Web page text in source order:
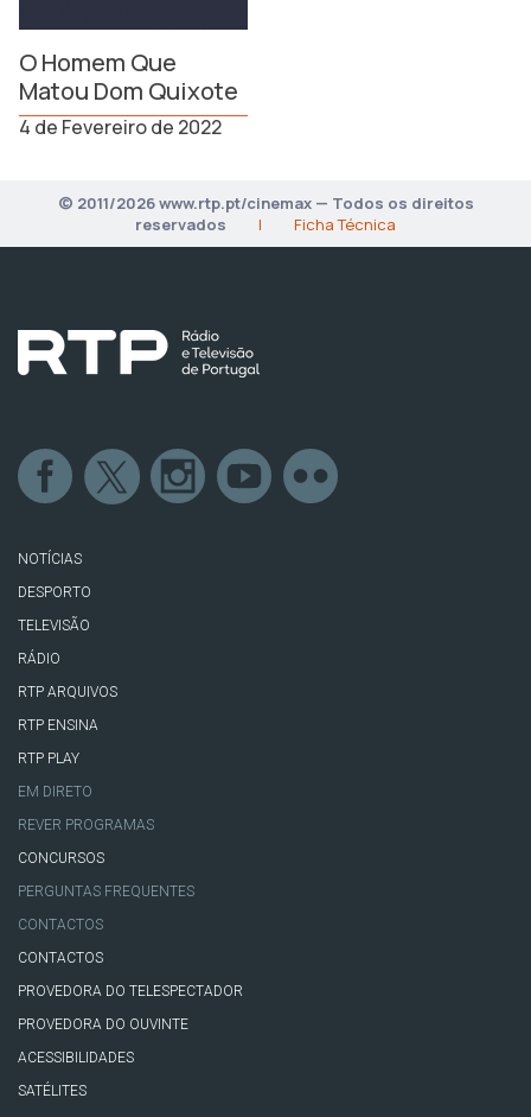
O Homem Que
Matou Dom Quixote
4 de Fevereiro de 2022
© 2011/2026 www.rtp.pt/cinemax — Todos os direitos
reservados
| Ficha Técnica
NOTÍCIAS
DESPORTO
TELEVISÃO
RÁDIO
RTP ARQUIVOS
RTP ENSINA
RTP PLAY
EM DIRETO
REVER PROGRAMAS
CONCURSOS
PERGUNTAS FREQUENTES
CONTACTOS
CONTACTOS
PROVEDORA DO TELESPECTADOR
PROVEDORA DO OUVINTE
ACESSIBILIDADES
SATÉLITES